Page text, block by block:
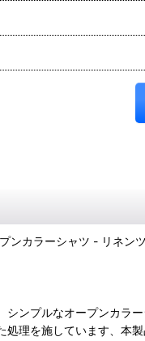
ンカラーシャツ - リネ
ンプルなオープンカ
理を施しています、本